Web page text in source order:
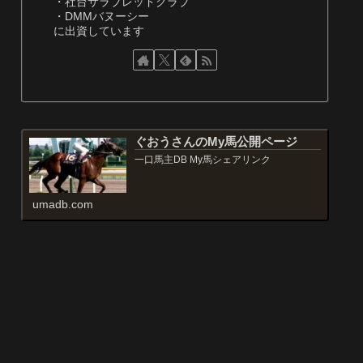
・DMMバヌーシー
に出資しています
ぐおうさんのMy馬公開ページ
一口馬主DB My馬シェアリンク
umadb.com